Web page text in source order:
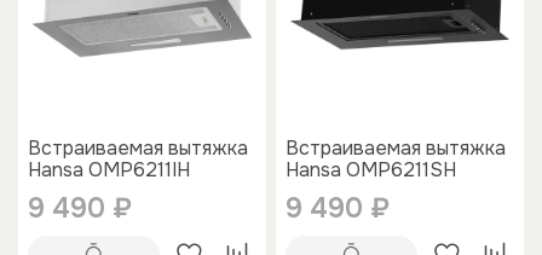
Встраиваемая вытяжка
Hansa OMP6211IH
9 490 ₽
Встраиваемая вытяжка
Hansa OMP6211SH
9 490 ₽